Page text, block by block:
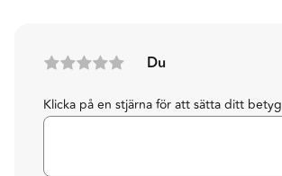
Du
Klicka på en stjärna för att sätta ditt betyg